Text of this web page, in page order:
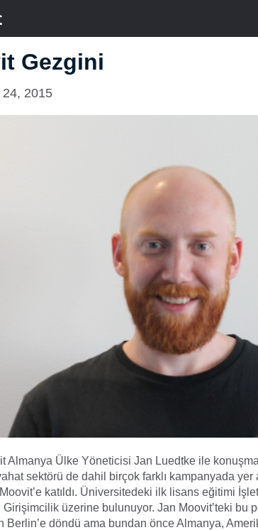
Gezgini
2015
Almanya Ülke Yöneticisi Jan Luedtke ile
sektörü de dahil birçok farklı kampanyada yer
katıldı. Üniversitedeki ilk lisans eğitimi
üzerine bulunuyor. Jan Moovit’teki bu
Berlin’e döndü ama bundan önce Almanya,